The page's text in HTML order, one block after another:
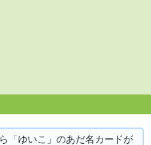
「ゆいこ」のあだ名カードが